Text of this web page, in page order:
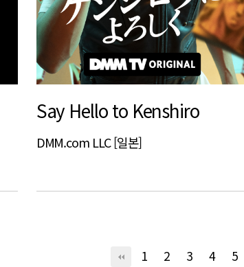
Say Hello to Kenshiro
DMM.com LLC [일본]
1 2 3 4 5